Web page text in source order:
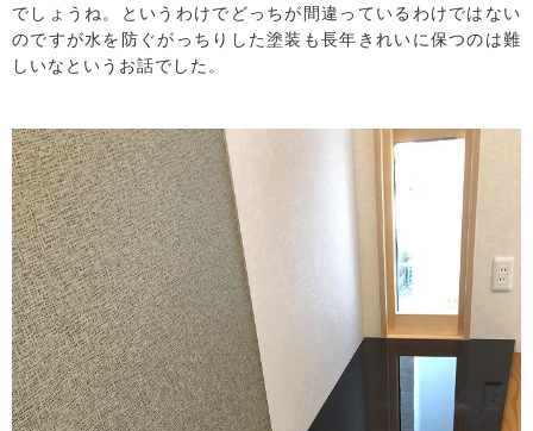
でしょうね。というわけでどっちが間違っているわけではない
のですが水を防ぐがっちりした塗装も長年きれいに保つのは難
しいなというお話でした。